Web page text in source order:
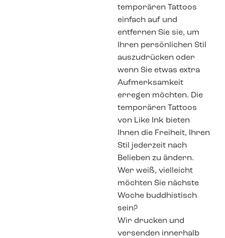
temporären Tattoos
einfach auf und
entfernen Sie sie, um
Ihren persönlichen Stil
auszudrücken oder
wenn Sie etwas extra
Aufmerksamkeit
erregen möchten. Die
temporären Tattoos
von Like Ink bieten
Ihnen die Freiheit, Ihren
Stil jederzeit nach
Belieben zu ändern.
Wer weiß, vielleicht
möchten Sie nächste
Woche buddhistisch
sein?
Wir drucken und
versenden innerhalb